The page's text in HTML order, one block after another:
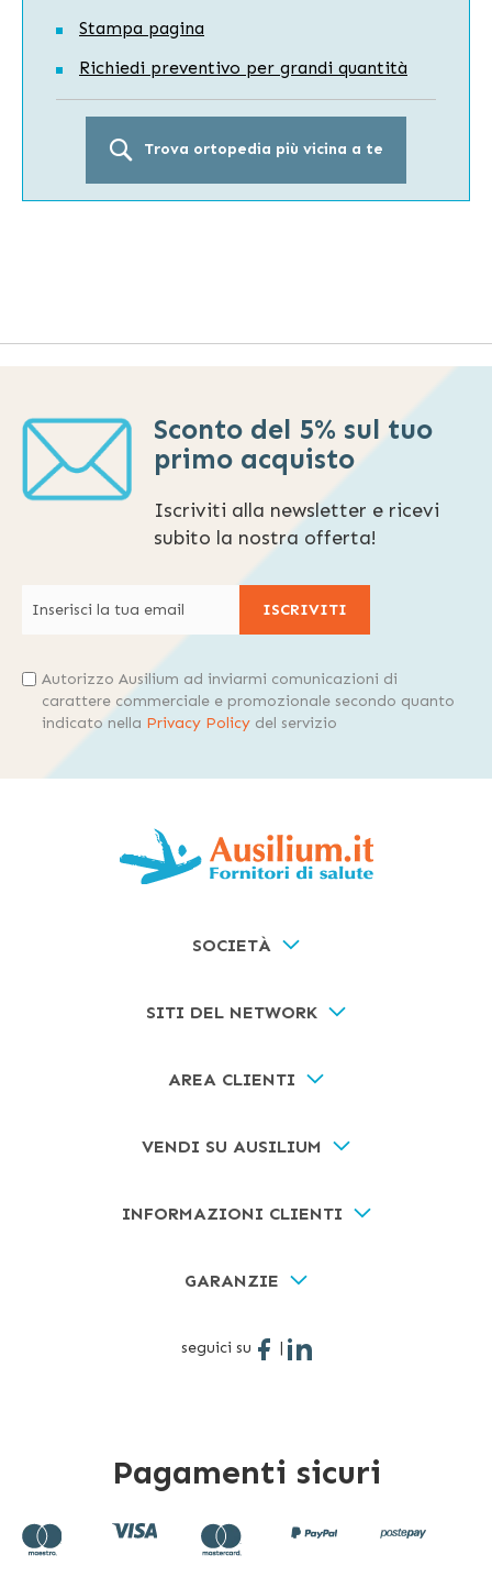
Stampa pagina
Richiedi preventivo per grandi quantità
Trova ortopedia più vicina a te
Sconto del 5% sul tuo
primo acquisto
Iscriviti alla newsletter e ricevi
subito la nostra offerta!
ISCRIVITI
Autorizzo Ausilium ad inviarmi comunicazioni di
carattere commerciale e promozionale secondo quanto
indicato nella Privacy Policy del servizio
SOCIETÀ
SITI DEL NETWORK
AREA CLIENTI
VENDI SU AUSILIUM
INFORMAZIONI CLIENTI
GARANZIE
seguici su |
Pagamenti sicuri